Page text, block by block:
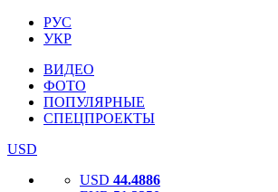
РУС
УКР
ВИДЕО
ФОТО
ПОПУЛЯРНЫЕ
СПЕЦПРОЕКТЫ
USD
USD 44.4886